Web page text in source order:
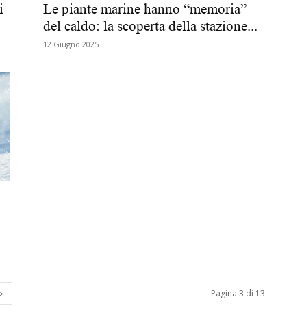
Le piante marine hanno “memoria”
del caldo: la scoperta della stazione...
12 Giugno 2025
Pagina 3 di 13